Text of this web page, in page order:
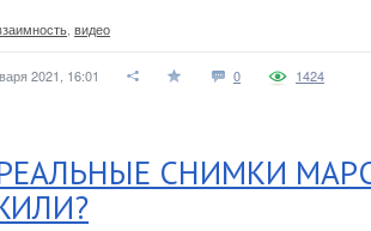
видео
2021, 16:01 0 1424
СНИМКИ